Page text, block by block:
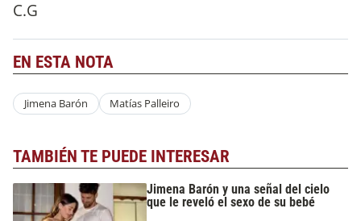
C.G
EN ESTA NOTA
Jimena Barón Matías Palleiro
TAMBIÉN TE PUEDE INTERESAR
Jimena Barón y una señal del cielo
que le reveló el sexo de su bebé